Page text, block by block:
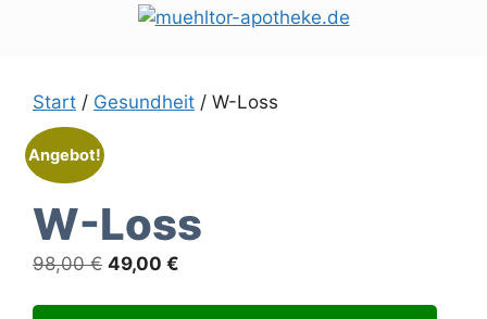
Start / Gesundheit / W-Loss
Angebot!
W-Loss
98,00€ Ursprünglicher
49,00 €